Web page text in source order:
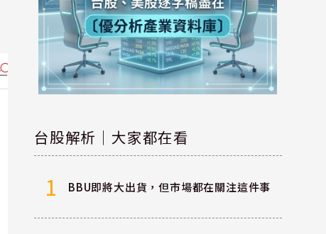
台股解析｜大家都在看
1 BBU即將大出貨，但市場都在關注這件事